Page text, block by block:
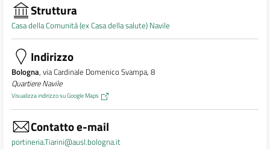
Struttura
Casa della Comunità (ex Casa della salute) Navile
Indirizzo
Bologna, via Cardinale Domenico Svampa, 8
Quartiere Navile
Visualizza indirizzo su Google Maps
Contatto e-mail
portineria.Tiarini@ausl.bologna.it